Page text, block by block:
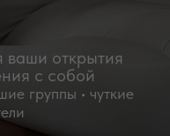
ваши открытия
с собой
группы • чуткие